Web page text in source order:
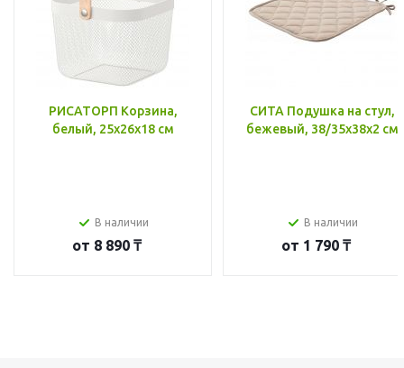
РИСАТОРП Корзина,
белый, 25x26x18 см
В наличии
от 8 890 ₸
СИТА Подушка на стул,
бежевый, 38/35x38x2 см
В наличии
от 1 790 ₸